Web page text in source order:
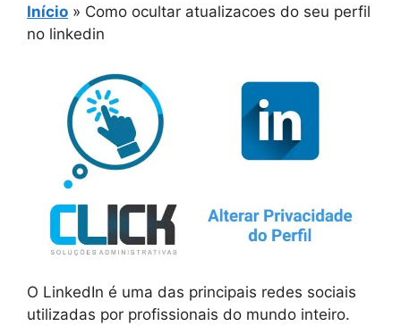
Início » Como ocultar atualizacoes do seu perfil
no linkedin
O LinkedIn é uma das principais redes sociais
utilizadas por profissionais do mundo inteiro.